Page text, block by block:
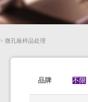
> 微孔板样品处理
品牌 不限